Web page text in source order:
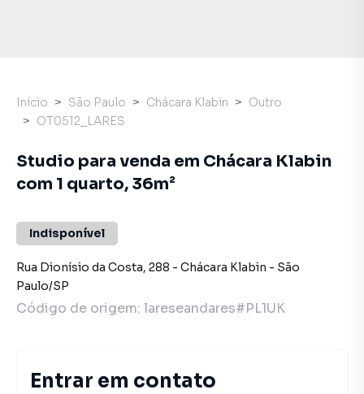
Início São Paulo Chácara Klabin
Outro
OT0512_LARES
Studio para venda em Chácara Klabin
com 1 quarto, 36m²
Indisponível
Rua Dionísio da Costa, 288 - Chácara Klabin - São
Paulo/SP
Código de origem: lareseandares#PL1UK
Entrar em contato